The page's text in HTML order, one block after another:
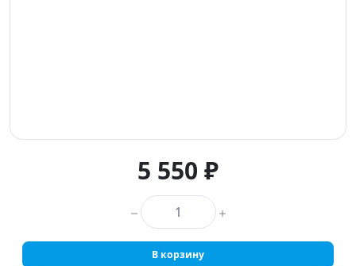
5 550 ₽
Количество товара
В корзину